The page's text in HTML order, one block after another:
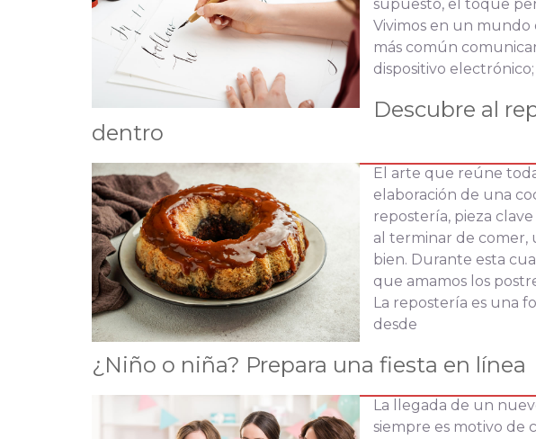
supuesto, el toque
Vivimos en un mundo
más común
dispositivo
Descubre al
dentro
El arte que reúne
elaboración de una
repostería, pieza
al terminar de comer,
bien. Durante esta
que amamos los
La repostería es una
desde
¿Niño o niña? Prepara una fiesta en línea
La llegada de un
siempre es motivo de